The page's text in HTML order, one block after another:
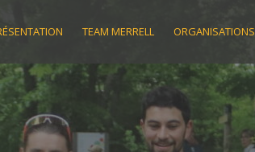
TEAM MERRELL ORGANISATIONS